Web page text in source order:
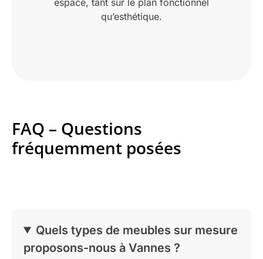
qu’esthétique.
FAQ – Questions
fréquemment posées
Quels types de meubles sur mesure
proposons-nous à Vannes ?